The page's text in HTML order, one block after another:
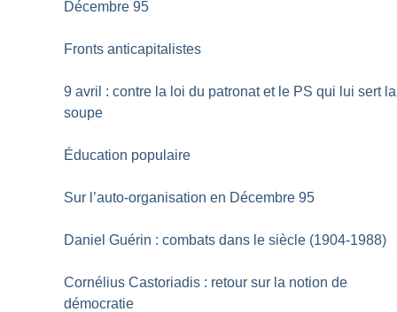
Décembre 95
Fronts anticapitalistes
9 avril : contre la loi du patronat et le PS qui lui sert la
soupe
Éducation populaire
Sur l’auto-organisation en Décembre 95
Daniel Guérin : combats dans le siècle (1904-1988)
Cornélius Castoriadis : retour sur la notion de
démocratie